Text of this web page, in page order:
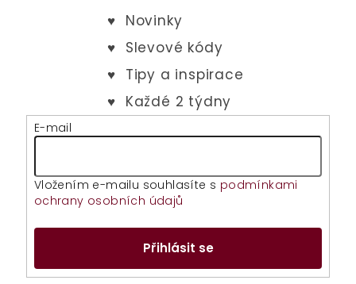
E-mail
Vložením e-mailu souhlasíte s podmínkami
ochrany osobních údajů
Přihlásit se